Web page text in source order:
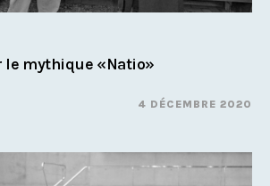
le mythique «Natio»
4 DÉCEMBRE 2020